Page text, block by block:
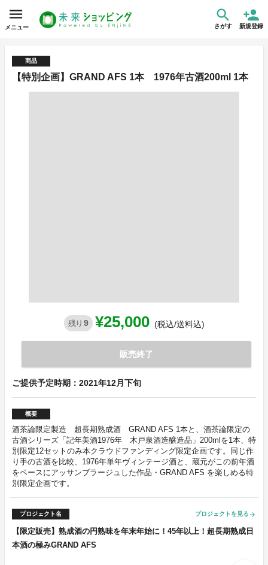
メニュー さがす 新規登録
商品
【特別企画】GRAND AFS 1本 1976年古酒200ml 1本
残り 9 ¥25,000 (税込/送料込)
販売終了
ご提供予定時期：2021年12月下旬
概要
酒茶論限定製造 超長期熟成酒 GRAND AFS 1本と、酒茶論限定の
古酒シリーズ「記年美酒1976年 木戸泉酒造醸造品」200mlを1本、特
別限定12セットのみ本クラウドファンディング限定企画です。同じ作
り手の古酒を比較、1976年単年ヴィンテージ酒と、蔵元がこの前年酒
をベースにアッサンブラージュした作品・GRAND AFS を楽しめる特
別限定企画です。
プロジェクト名 プロジェクトを見る arrow_forward
【限定販売】熟成酒の円熟味を年末年始に！45年以上！超長期熟成日
本酒の極みGRAND AFS